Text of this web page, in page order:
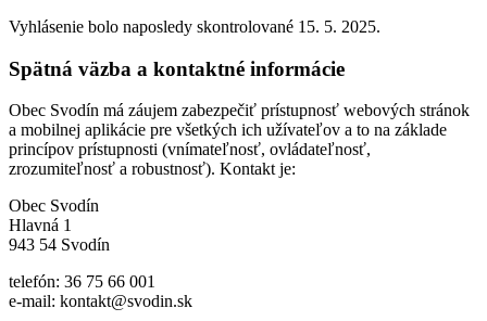
Vyhlásenie bolo naposledy skontrolované 15. 5. 2025.
Spätná väzba a kontaktné informácie
Obec Svodín má záujem zabezpečiť prístupnosť webových stránok
a mobilnej aplikácie pre všetkých ich užívateľov a to na základe
princípov prístupnosti (vnímateľnosť, ovládateľnosť,
zrozumiteľnosť a robustnosť). Kontakt je:
Obec Svodín
Hlavná 1
943 54 Svodín
telefón: 36 75 66 001
e-mail: kontakt@svodin.sk